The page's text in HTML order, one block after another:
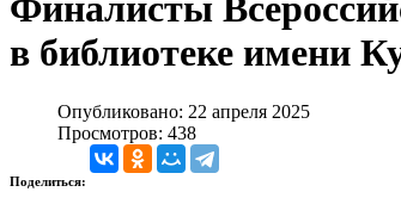
Финалисты
в библиотеке имени
Опубликовано: 22 апреля 2025
Просмотров: 438
Поделиться: